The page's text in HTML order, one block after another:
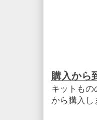
購入から
キットもの
から購入し